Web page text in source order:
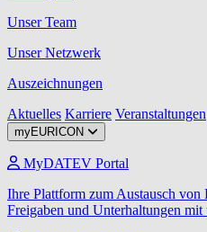
Unser Team
Unser Netzwerk
Auszeichnungen
Aktuelles Karriere Veranstaltungen
myEURICON
MyDATEV Portal
Ihre Plattform zum Austausch von
Freigaben und Unterhaltungen mit